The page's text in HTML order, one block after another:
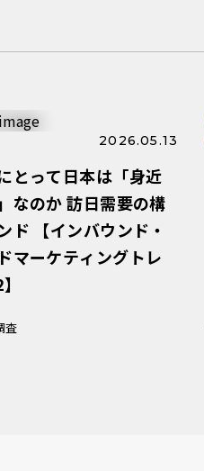
2026.05.13
とって日本は「身近
なのか 訪日需要の構
ド 【インバウンド・
マーケティングトレ
査